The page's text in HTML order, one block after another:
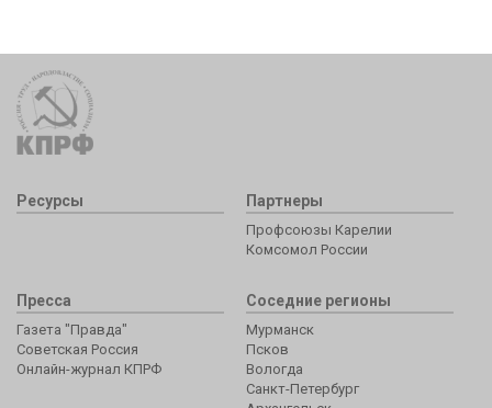
Ресурсы Партнеры
Профсоюзы Карелии
Комсомол России
Пресса
Газета "Правда"
Советская Россия
Онлайн-журнал КПРФ
Соседние регионы
Мурманск
Псков
Вологда
Санкт-Петербург